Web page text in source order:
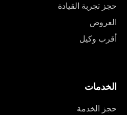
حجز تجربة القيادة
العروض
أقرب وكيل
الخدمات
حجز الخدمة